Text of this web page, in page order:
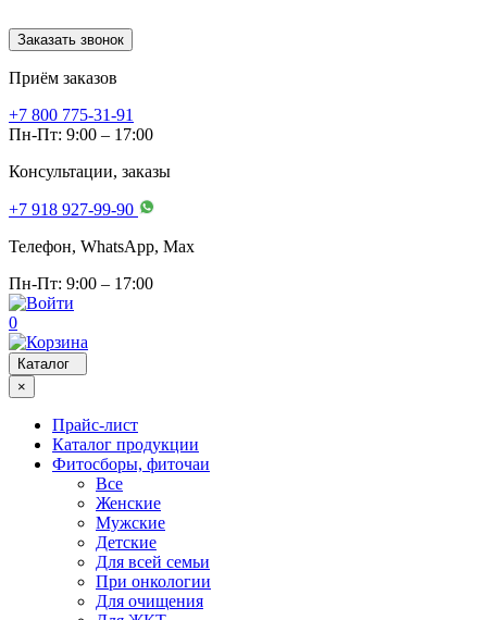
Заказать звонок
Приём заказов
+7 800 775-31-91
Пн-Пт: 9:00 – 17:00
Консультации, заказы
+7 918 927-99-90
Телефон, WhatsApp, Мах
Пн-Пт: 9:00 – 17:00
0
Каталог
×
Прайс-лист
Каталог продукции
Фитосборы, фиточаи
Все
Женские
Мужские
Детские
Для всей семьи
При онкологии
Для очищения